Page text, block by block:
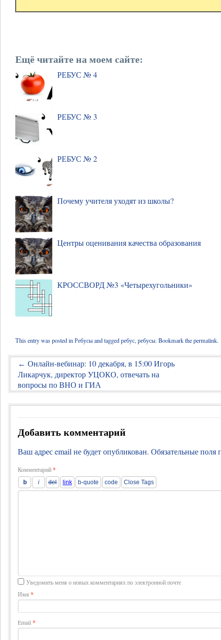
Ещё читайте на моем сайте:
РЕБУС № 4
РЕБУС № 3
РЕБУС № 2
Почему учителя уходят из школы?
Центры оценивания качества образования
КРОССВОРД №3 «Четырехугольники»
This entry was posted inРебусыand taggedребус, ребусы. Bookmark thepermalink.
← Онлайн-вебинар: 10 декабря, в 15:00 Игорь
Ликарчук, директор УЦОКО, отвечать на
вопросы по ВНО и ГИА
Добавить комментарий
Ваш адрес email не будет опубликован. Обязательные
Комментарий*
Уведомить меня о новых комментариях по электронной почте
Имя *
Email *